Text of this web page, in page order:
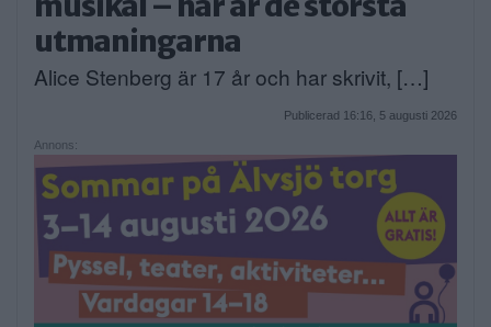
utmaningarna
Alice Stenberg är 17 år och har skrivit, […]
Publicerad 16:16, 5 augusti 2026
Annons: